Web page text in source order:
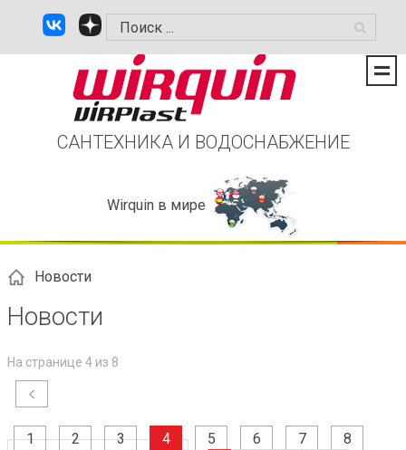
САНТЕХНИКА И ВОДОСНАБЖЕНИЕ
Wirquin в мире
Новости
Новости
На странице 4 из 8
1 2 3 4 5 6 7
8